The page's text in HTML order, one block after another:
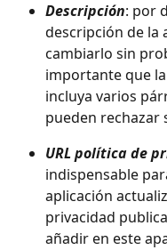
Descripción: por
descripción de la
cambiarlo sin
importante que
incluya varios
pueden rechazar
URL política de
indispensable
aplicación
privacidad
añadir en este